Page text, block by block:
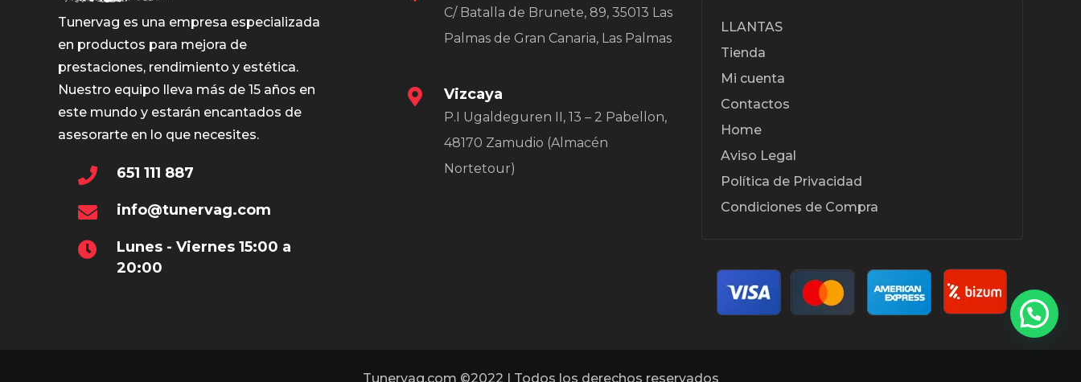
Tunervag es una empresa especializada
en productos para mejora de
prestaciones, rendimiento y estética.
Nuestro equipo lleva más de 15 años en
este mundo y estarán encantados de
asesorarte en lo que necesites.
651 111 887
info@tunervag.com
Lunes - Viernes 15:00 a
20:00
C/ Batalla de Brunete, 89, 35013 Las
Palmas de Gran Canaria, Las Palmas
Vizcaya
P.I Ugaldeguren II, 13 – 2 Pabellon,
48170 Zamudio (Almacén
Nortetour)
LLANTAS
Tienda
Mi cuenta
Contactos
Home
Aviso Legal
Política de Privacidad
Condiciones de Compra
Tunervag.com ©2022 | Todos los derechos reservados